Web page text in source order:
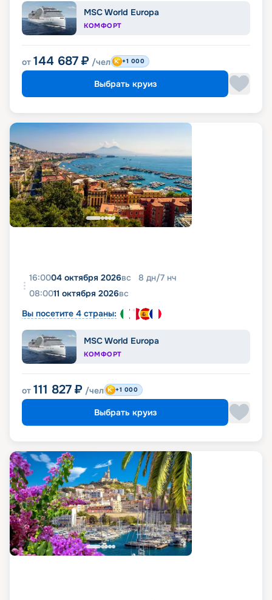
MSC World Europa
КОМФОРТ
от 144 687 ₽ /чел +1 000
Выбрать круиз
16:0004 октября 2026вс 8 дн/7 нч
08:0011 октября 2026вс
Вы посетите 4 страны:
MSC World Europa
КОМФОРТ
от 111 827 ₽ /чел +1 000
Выбрать круиз